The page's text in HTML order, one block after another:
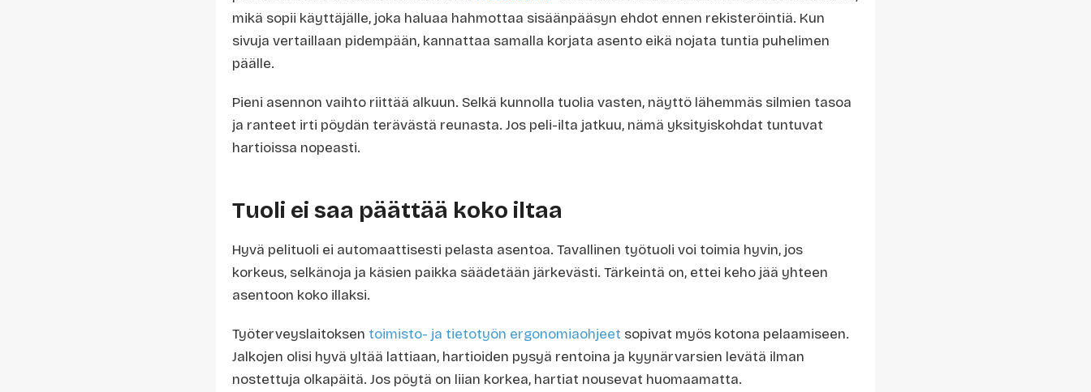
mikä sopii käyttäjälle, joka haluaa hahmottaa sisäänpääsyn ehdot ennen rekisteröintiä. Kun
sivuja vertaillaan pidempään, kannattaa samalla korjata asento eikä nojata tuntia puhelimen
päälle.
Pieni asennon vaihto riittää alkuun. Selkä kunnolla tuolia vasten, näyttö lähemmäs silmien tasoa
ja ranteet irti pöydän terävästä reunasta. Jos peli-ilta jatkuu, nämä yksityiskohdat tuntuvat
hartioissa nopeasti.
Tuoli ei saa päättää koko iltaa
Hyvä pelituoli ei automaattisesti pelasta asentoa. Tavallinen työtuoli voi toimia hyvin, jos
korkeus, selkänoja ja käsien paikka säädetään järkevästi. Tärkeintä on, ettei keho jää yhteen
asentoon koko illaksi.
Työterveyslaitoksen toimisto- ja tietotyön ergonomiaohjeet sopivat myös kotona pelaamiseen.
Jalkojen olisi hyvä yltää lattiaan, hartioiden pysyä rentoina ja kyynärvarsien levätä ilman
nostettuja olkapäitä. Jos pöytä on liian korkea, hartiat nousevat huomaamatta.